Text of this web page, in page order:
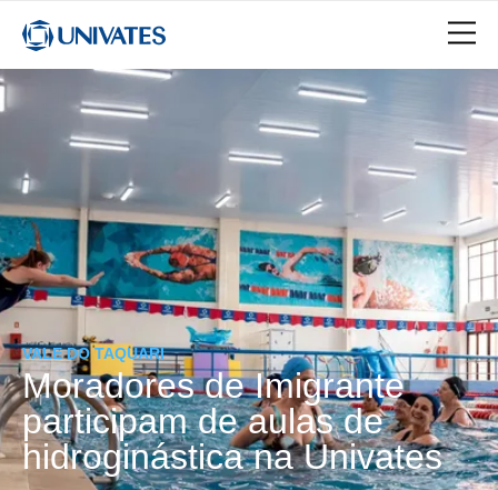
VALE DO TAQUARI
Moradores de Imigrante
participam de aulas de
hidroginástica na Univates